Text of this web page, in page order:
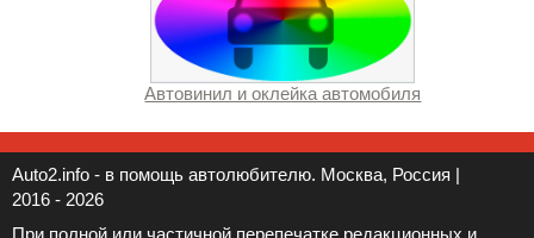
Автовинил и оклейка автомобиля
Auto2.info - в помощь автолюбителю. Москва, Россия |
2016 - 2026
При полной или частичной перепечатке редакционных и